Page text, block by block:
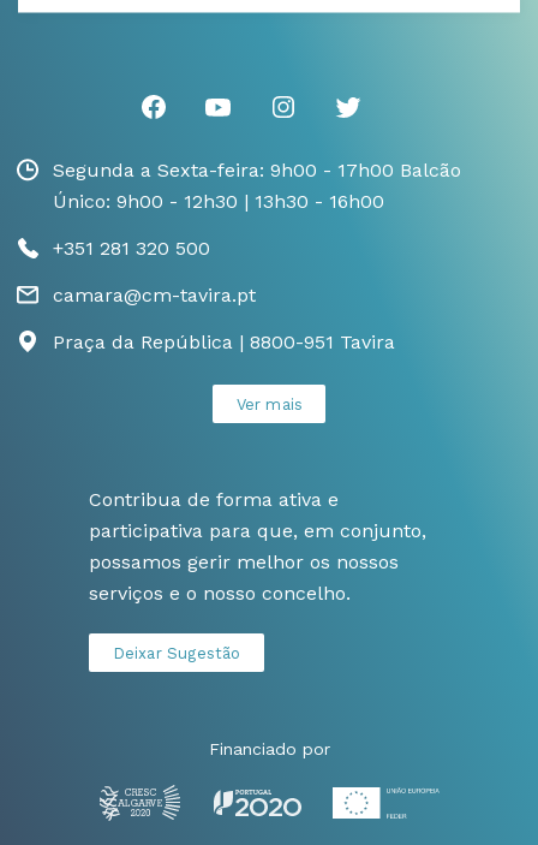
Segunda a Sexta-feira: 9h00 - 17h00 Balcão
Único: 9h00 - 12h30 | 13h30 - 16h00
+351 281 320 500
camara@cm-tavira.pt
Praça da República | 8800-951 Tavira
Ver mais
Contribua de forma ativa e
participativa para que, em conjunto,
possamos gerir melhor os nossos
serviços e o nosso concelho.
Deixar Sugestão
Financiado por